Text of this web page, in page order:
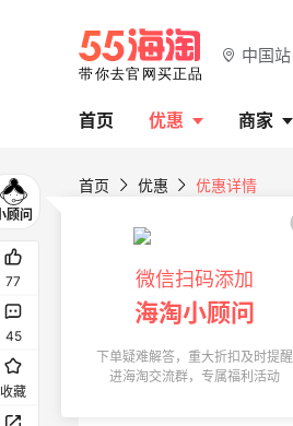
中国站
首页 优惠 商家
首页 优惠 优惠详情
77
45
收藏
微信扫码添加
海淘小顾问
下单疑难解答，重大折扣及时提醒
进海淘交流群，专属福利活动